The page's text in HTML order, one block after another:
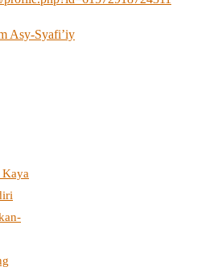
Asy-Syafi’iy
Kaya